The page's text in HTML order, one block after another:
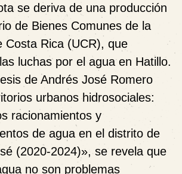
se deriva de una producción
de Bienes Comunes de la
Costa Rica (UCR), que
luchas por el agua en Hatillo.
de Andrés José Romero
urbanos hidrosociales:
racionamientos y
de agua en el distrito de
(2020-2024)», se revela que
no son problemas